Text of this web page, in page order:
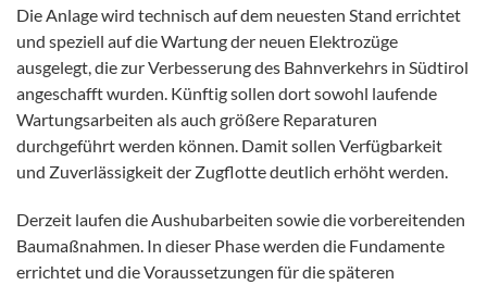
Die Anlage wird technisch auf dem neuesten Stand errichtet
und speziell auf die Wartung der neuen Elektrozüge
ausgelegt, die zur Verbesserung des Bahnverkehrs in Südtirol
angeschafft wurden. Künftig sollen dort sowohl laufende
Wartungsarbeiten als auch größere Reparaturen
durchgeführt werden können. Damit sollen Verfügbarkeit
und Zuverlässigkeit der Zugflotte deutlich erhöht werden.
Derzeit laufen die Aushubarbeiten sowie die vorbereitenden
Baumaßnahmen. In dieser Phase werden die Fundamente
errichtet und die Voraussetzungen für die späteren